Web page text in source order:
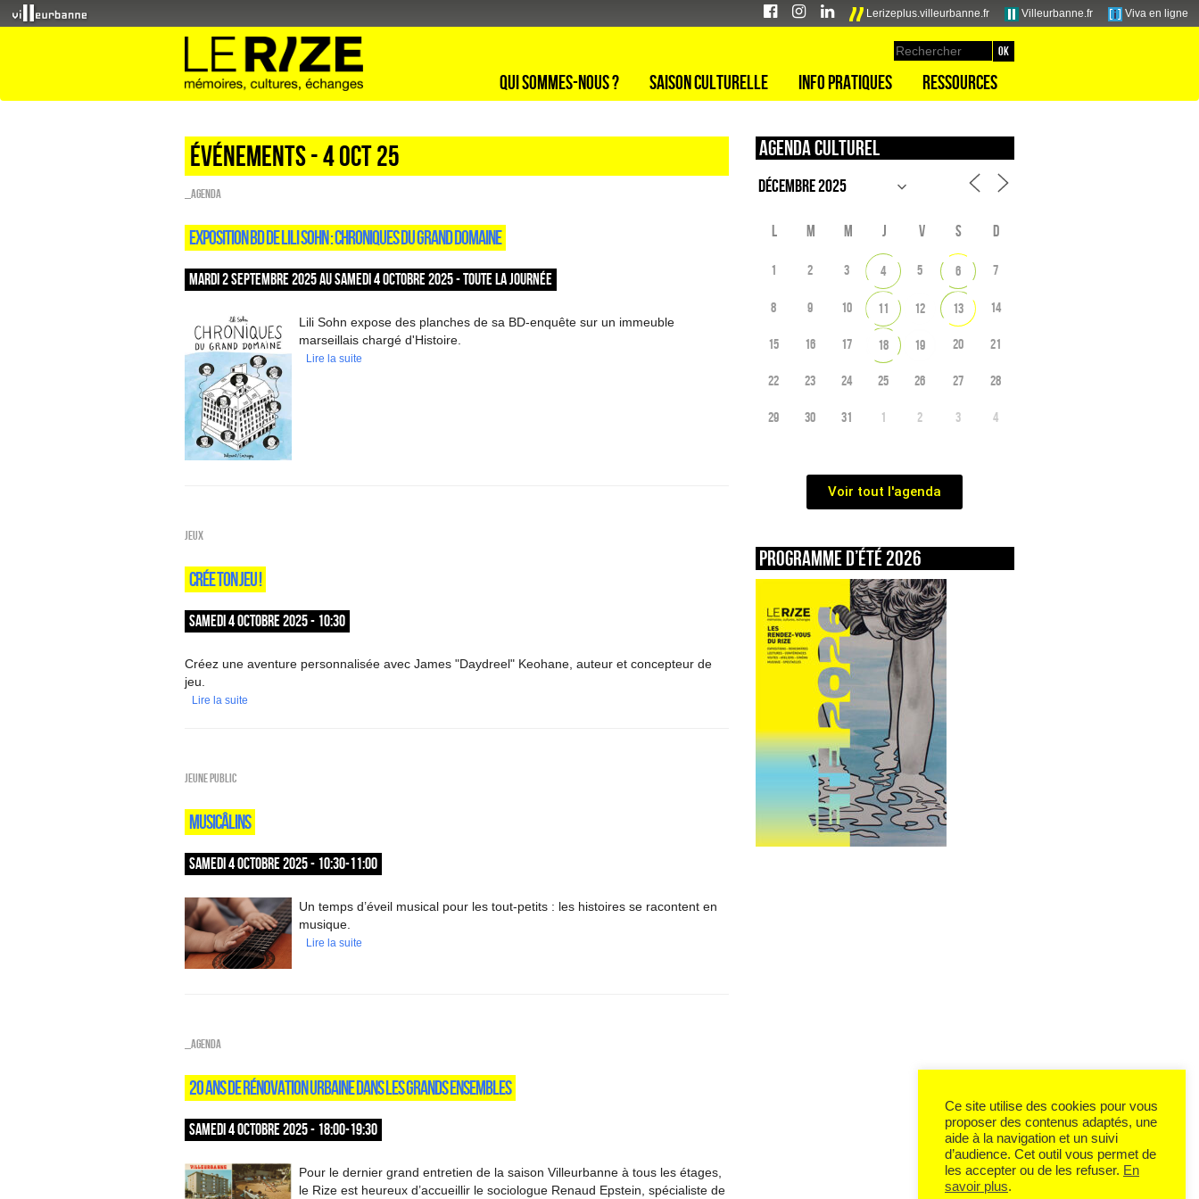
Lerizeplus.villeurbanne.fr Villeurbanne.fr Viva en ligne
Qui sommes-nous ? Saison culturelle Info pratiques Ressources
Événements - 4 Oct 25
_Agenda
EXPOSITION BD DE LILI SOHN : CHRONIQUES DU GRAND DOMAINE
MARDI 2 SEPTEMBRE 2025 AU SAMEDI 4 OCTOBRE 2025 - TOUTE LA JOURNÉE
Lili Sohn expose des planches de sa BD-enquête sur un immeuble
marseillais chargé d'Histoire.
Lire la suite
Jeux
CRÉE TON JEU !
SAMEDI 4 OCTOBRE 2025 - 10:30
Créez une aventure personnalisée avec James "Daydreel" Keohane, auteur et concepteur de
jeu.
Lire la suite
Jeune public
MUSICÂLINS
SAMEDI 4 OCTOBRE 2025 - 10:30-11:00
Un temps d’éveil musical pour les tout-petits : les histoires se racontent en
musique.
Lire la suite
_Agenda
20 ANS DE RÉNOVATION URBAINE DANS LES GRANDS ENSEMBLES
SAMEDI 4 OCTOBRE 2025 - 18:00-19:30
Pour le dernier grand entretien de la saison Villeurbanne à tous les étages,
le Rize est heureux d’accueillir le sociologue Renaud Epstein, spécialiste de
Agenda culturel
L M M J V S D
1 2 3 4 5 6 7
8 9 10 11 12 13 14
15 16 17 18 19 20 21
22 23 24 25 26 27 28
29 30 31 1 2 3 4
Voir tout l'agenda
Programme d’été 2026
Ce site utilise des cookies pour vous
proposer des contenus adaptés, une
aide à la navigation et un suivi
d’audience. Cet outil vous permet de
les accepter ou de les refuser. En
savoir plus.